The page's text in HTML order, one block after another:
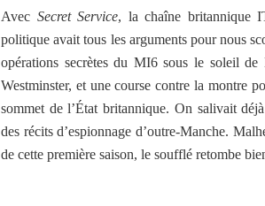
Avec Secret Service, la chaîne britannique
politique avait tous les arguments pour nous
opérations secrètes du MI6 sous le soleil
Westminster, et une course contre la montre
sommet de l’État britannique. On salivait
des récits d’espionnage d’outre-Manche.
de cette première saison, le soufflé retombe